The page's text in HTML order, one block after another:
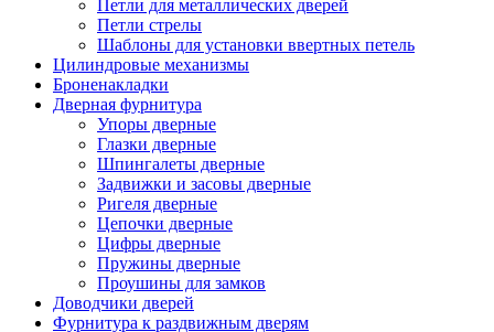
Петли для металлических дверей
Петли стрелы
Шаблоны для установки ввертных петель
Цилиндровые механизмы
Броненакладки
Дверная фурнитура
Упоры дверные
Глазки дверные
Шпингалеты дверные
Задвижки и засовы дверные
Ригеля дверные
Цепочки дверные
Цифры дверные
Пружины дверные
Проушины для замков
Доводчики дверей
Фурнитура к раздвижным дверям